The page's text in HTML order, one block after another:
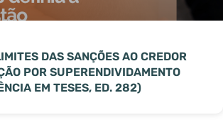
DAS SANÇÕES AO CREDOR
POR SUPERENDIVIDAMENTO
EM TESES, ED. 282)